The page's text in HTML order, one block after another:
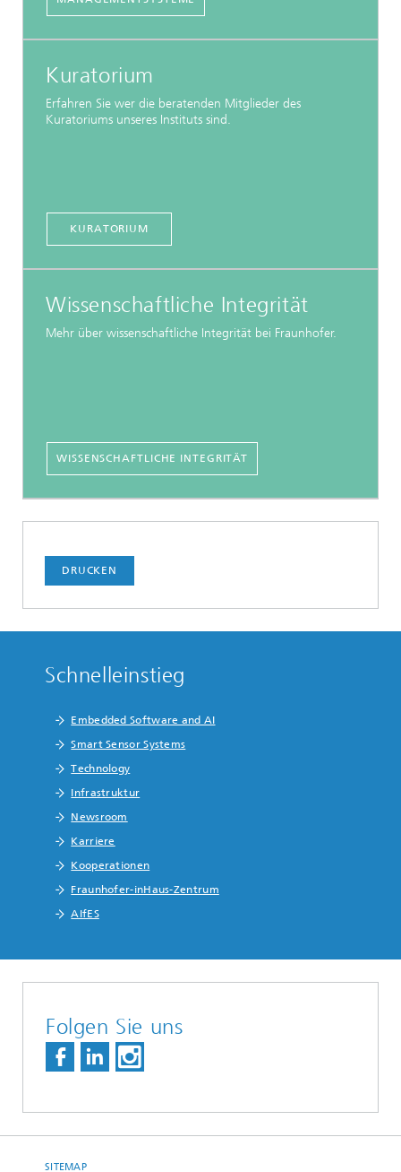
Kuratorium
Erfahren Sie wer die beratenden Mitglieder des
Kuratoriums unseres Instituts sind.
KURATORIUM
Wissenschaftliche Integrität
Mehr über wissenschaftliche Integrität bei Fraunhofer.
WISSENSCHAFTLICHE INTEGRITÄT
DRUCKEN
Schnelleinstieg
Embedded Software and AI
Smart Sensor Systems
Technology
Infrastruktur
Newsroom
Karriere
Kooperationen
Fraunhofer-inHaus-Zentrum
AIfES
Folgen Sie uns
SITEMAP